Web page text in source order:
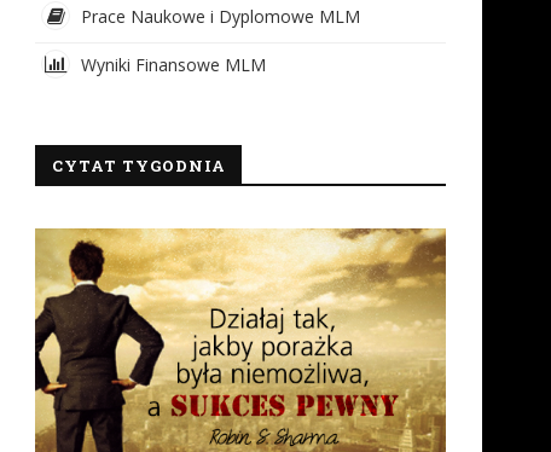
Prace Naukowe i Dyplomowe MLM
Wyniki Finansowe MLM
CYTAT TYGODNIA